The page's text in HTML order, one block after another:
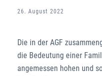
26. August 2022
Die in der AGF
die Bedeutung einer
angemessen hohen und